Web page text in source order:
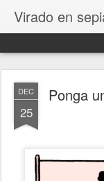
Virado en
DEC
25
Ponga